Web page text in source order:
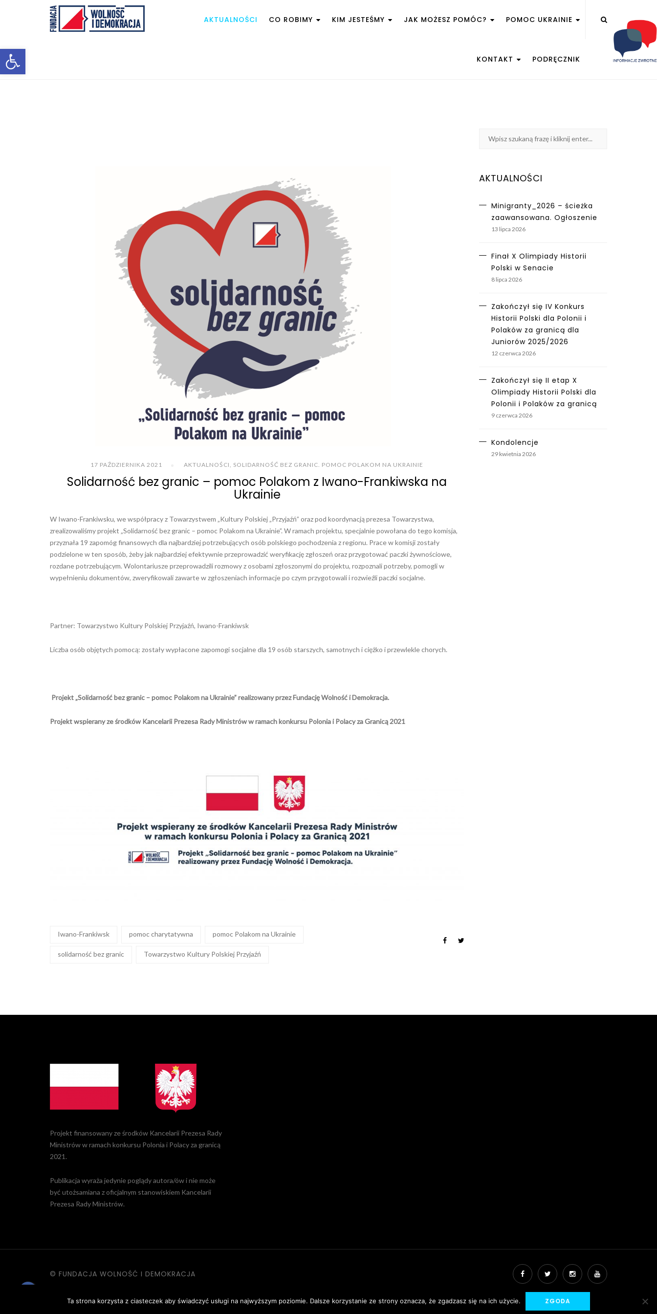
Otwórz pasek narzędzi
AKTUALNOŚCI CO ROBIMY KIM JESTEŚMY JAK MOŻESZ POMÓC? POMOC UKRAINIE
KONTAKT PODRĘCZNIK
17 PAŹDZIERNIKA 2021 AKTUALNOŚCI, SOLIDARNOŚĆ BEZ GRANIC. POMOC POLAKOM NA UKRAINIE
Solidarność bez granic – pomoc Polakom z Iwano-Frankiwska na
Ukrainie
W Iwano-Frankiwsku, we współpracy z Towarzystwem „Kultury Polskiej „Przyjaźń” oraz pod koordynacją prezesa Towarzystwa,
zrealizowaliśmy projekt „Solidarność bez granic – pomoc Polakom na Ukrainie”. W ramach projektu, specjalnie powołana do tego komisja,
przyznała 19 zapomóg finansowych dla najbardziej potrzebujących osób polskiego pochodzenia z regionu. Prace w komisji zostały
podzielone w ten sposób, żeby jak najbardziej efektywnie przeprowadzić weryfikację zgłoszeń oraz przygotować paczki żywnościowe,
rozdane potrzebującym. Wolontariusze przeprowadzili rozmowy z osobami zgłoszonymi do projektu, rozpoznali potrzeby, pomogli w
wypełnieniu dokumentów, zweryfikowali zawarte w zgłoszeniach informacje po czym przygotowali i rozwieźli paczki socjalne.
Partner: Towarzystwo Kultury Polskiej Przyjaźń, Iwano-Frankiwsk
Liczba osób objętych pomocą: zostały wypłacone zapomogi socjalne dla 19 osób starszych, samotnych i ciężko i przewlekle chorych.
Projekt „Solidarność bez granic – pomoc Polakom na Ukrainie” realizowany przez Fundację Wolność i Demokracja.
Projekt wspierany ze środków Kancelarii Prezesa Rady Ministrów w ramach konkursu Polonia i Polacy za Granicą 2021
Iwano-Frankiwsk pomoc charytatywna pomoc Polakom na Ukrainie
solidarność bez granic Towarzystwo Kultury Polskiej Przyjaźń
AKTUALNOŚCI
Minigranty_2026 – ścieżka
zaawansowana. Ogłoszenie
13 lipca 2026
Finał X Olimpiady Historii
Polski w Senacie
8 lipca 2026
Zakończył się IV Konkurs
Historii Polski dla Polonii i
Polaków za granicą dla
Juniorów 2025/2026
12 czerwca 2026
Zakończył się II etap X
Olimpiady Historii Polski dla
Polonii i Polaków za granicą
9 czerwca 2026
Kondolencje
29 kwietnia 2026
Projekt finansowany ze środków Kancelarii Prezesa Rady
Ministrów w ramach konkursu Polonia i Polacy za granicą
2021.
Publikacja wyraża jedynie poglądy autora/ów i nie może
być utożsamiana z oficjalnym stanowiskiem Kancelarii
Prezesa Rady Ministrów.
© FUNDACJA WOLNOŚĆ I DEMOKRACJA
Ta strona korzysta z ciasteczek aby świadczyć usługi na najwyższym poziomie. Dalsze korzystanie ze strony oznacza, że zgadzasz się na ich użycie. ZGODA